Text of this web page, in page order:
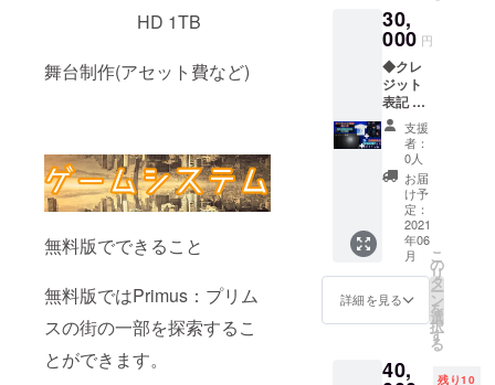
HD 1TB
舞台制作(アセット費など)
無料版でできること
無料版ではPrimus：プリム
スの街の一部を探索するこ
とができます。
たしま
す。
データ
メール
にてお
届けい
たしま
すよう
お願い
いたし
ます。
※広告
データ
形式 画
像デー
jpg,png
ファイ
ルサイ
30,
000 円
◆クレ
ジット
表記 会
場の石
碑にお
名前を
刻みま
す。 ※
記載し
て欲し
いお名
前を備
考欄に
記入し
てくだ
さい。
ホ壁紙
支援
者：
0人
お届
け予
定：
2021
年06
月
詳細を見る
こ
の
リ
タ
ー
ン
を
選
択
す
る
40, 残り10